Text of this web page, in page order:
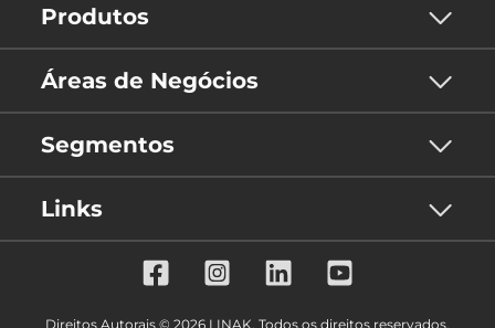
Produtos
Áreas de Negócios
Segmentos
Links
Direitos Autorais © 2026 LINAK. Todos os direitos reservados.